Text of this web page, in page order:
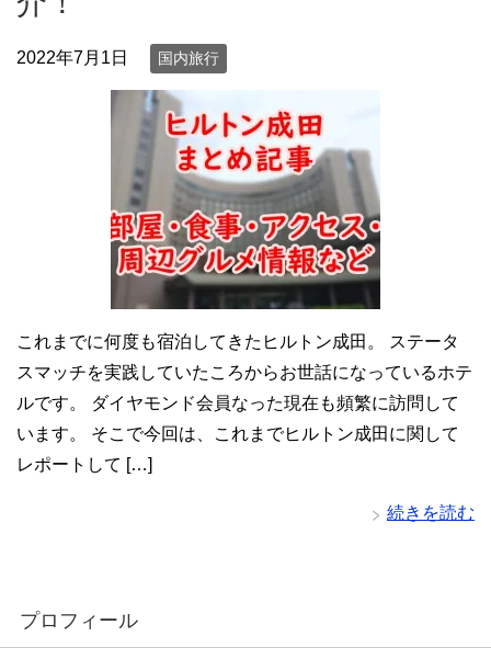
2022年7月1日 国内旅行
これまでに何度も宿泊してきたヒルトン成田。 ステータ
スマッチを実践していたころからお世話になっているホテ
ルです。 ダイヤモンド会員なった現在も頻繁に訪問して
います。 そこで今回は、これまでヒルトン成田に関して
レポートして […]
続きを読む
プロフィール